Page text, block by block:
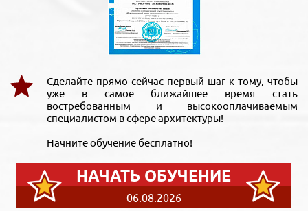
Сделайте прямо сейчас первый шаг к тому, чтобы
уже в самое ближайшее время стать
востребованным и высокооплачиваемым
специалистом в сфере архитектуры!
Начните обучение бесплатно!
НАЧАТЬ ОБУЧЕНИЕ
06.08.2026